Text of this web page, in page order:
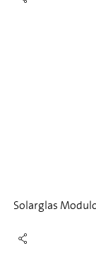
Solarglas